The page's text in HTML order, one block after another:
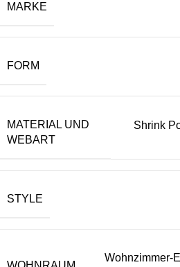
MARKE
FORM
MATERIAL UND
WEBART
Shrink
STYLE
Wohnzimmer-